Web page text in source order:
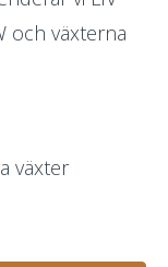
och växterna
växter